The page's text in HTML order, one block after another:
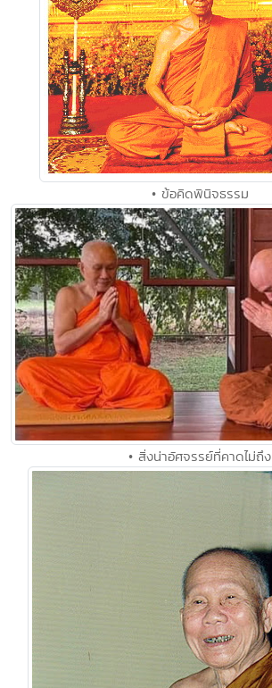
• ข้อคิดพินิจธรรม
• สิ่งน่าอัศจรรย์ที่คาดไม่ถึง